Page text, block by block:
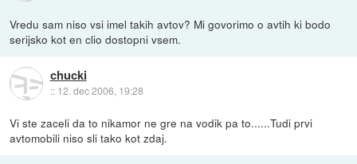
Vredu sam niso vsi imel takih avtov? Mi govorimo o avtih ki bodo
serijsko kot en clio dostopni vsem.
chucki
:: 12. dec 2006, 19:28
Vi ste zaceli da to nikamor ne gre na vodik pa to......Tudi prvi
avtomobili niso sli tako kot zdaj.